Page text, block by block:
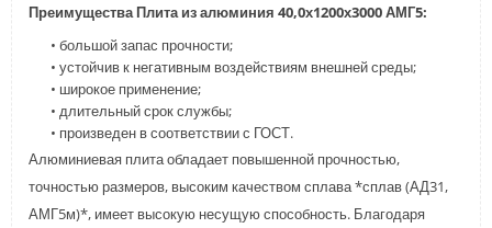
Преимущества Плита из алюминия 40,0х1200х3000 АМГ5:
• большой запас прочности;
• устойчив к негативным воздействиям внешней среды;
• широкое применение;
• длительный срок службы;
• произведен в соответствии с ГОСТ.
Алюминиевая плита обладает повышенной прочностью,
точностью размеров, высоким качеством сплава *сплав (АД31,
АМГ5м)*, имеет высокую несущую способность. Благодаря